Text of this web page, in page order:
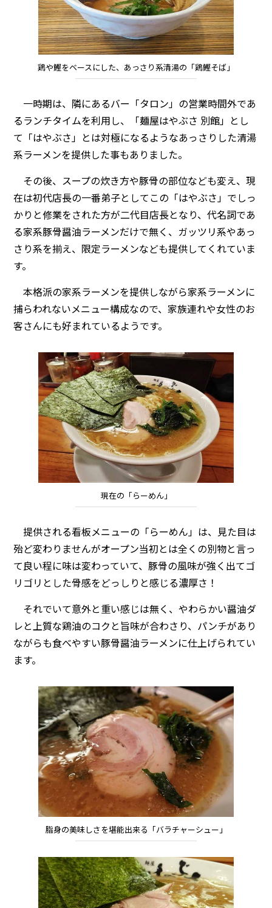
鶏や鰹をベースにした、あっさり系清湯の「鶏鰹そば」
一時期は、隣にあるバー「タロン」の営業時間外であ
るランチタイムを利用し、「麺屋はやぶさ 別館」とし
て「はやぶさ」とは対極になるようなあっさりした清湯
系ラーメンを提供した事もありました。
その後、スープの炊き方や豚骨の部位なども変え、現
在は初代店長の一番弟子としてこの「はやぶさ」でしっ
かりと修業をされた方が二代目店長となり、代名詞であ
る家系豚骨醤油ラーメンだけで無く、ガッツリ系やあっ
さり系を揃え、限定ラーメンなども提供してくれていま
す。
本格派の家系ラーメンを提供しながら家系ラーメンに
捕らわれないメニュー構成なので、家族連れや女性のお
客さんにも好まれているようです。
現在の「らーめん」
提供される看板メニューの「らーめん」は、見た目は
殆ど変わりませんがオープン当初とは全くの別物と言っ
て良い程に味は変わっていて、豚骨の風味が強く出てゴ
リゴリとした骨感をどっしりと感じる濃厚さ！
それでいて意外と重い感じは無く、やわらかい醤油ダ
レと上質な鶏油のコクと旨味が合わさり、パンチがあり
ながらも食べやすい豚骨醤油ラーメンに仕上げられてい
ます。
脂身の美味しさを堪能出来る「バラチャーシュー」